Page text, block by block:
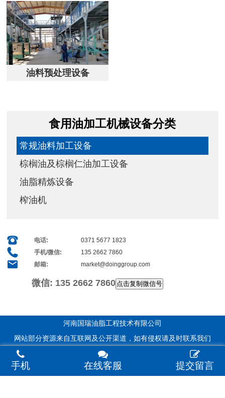
油料预处理设备
食用油加工机械设备分类
常规油料加工设备
棕榈油及棕榈仁油加工设备
油脂精炼设备
榨油机
电话:
0371 5677 1823
手机/微信:
135 2662 7860
邮箱:
market@doinggroup.com
微信: 135 2662 7860点击复制微信号
河南国瑞油脂工程技术有限公司
网站部分资源来自互联网及公开渠道，如有侵权请及时联系我们
手机 在线客服 提交留言